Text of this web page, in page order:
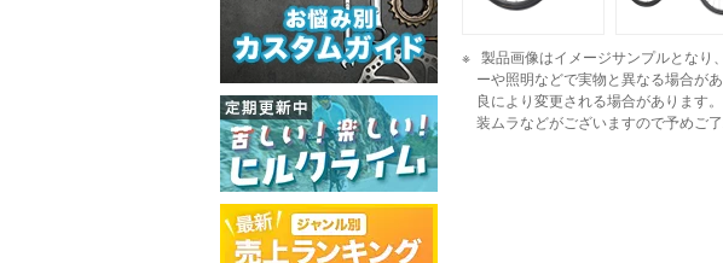
製品画像はイメージサンプルとなり
ーや照明などで実物と異なる場合が
良により変更される場合があります
装ムラなどがございますので予めご了